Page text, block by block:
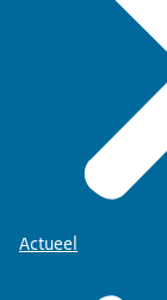
Actueel